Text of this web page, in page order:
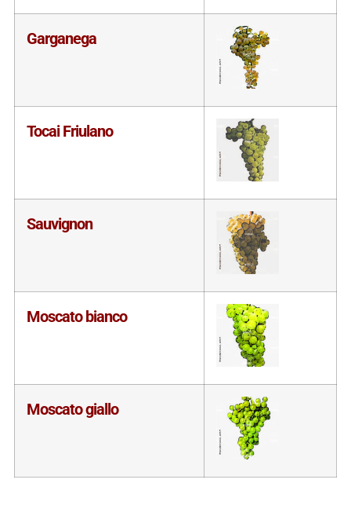
Garganega
Tocai Friulano
Sauvignon
Moscato bianco
Moscato giallo